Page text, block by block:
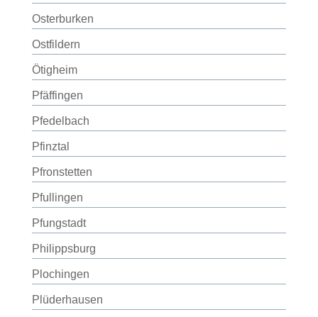
Osterburken
Ostfildern
Ötigheim
Pfäffingen
Pfedelbach
Pfinztal
Pfronstetten
Pfullingen
Pfungstadt
Philippsburg
Plochingen
Plüderhausen